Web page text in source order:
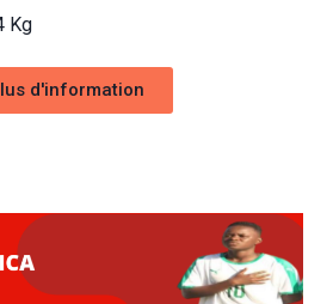
Kg
d'information